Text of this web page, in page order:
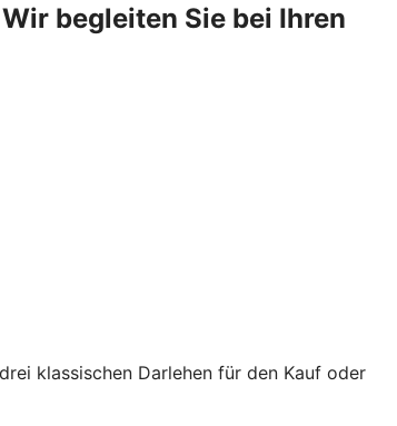
begleiten Sie bei Ihren
klassischen Darlehen für den Kauf oder